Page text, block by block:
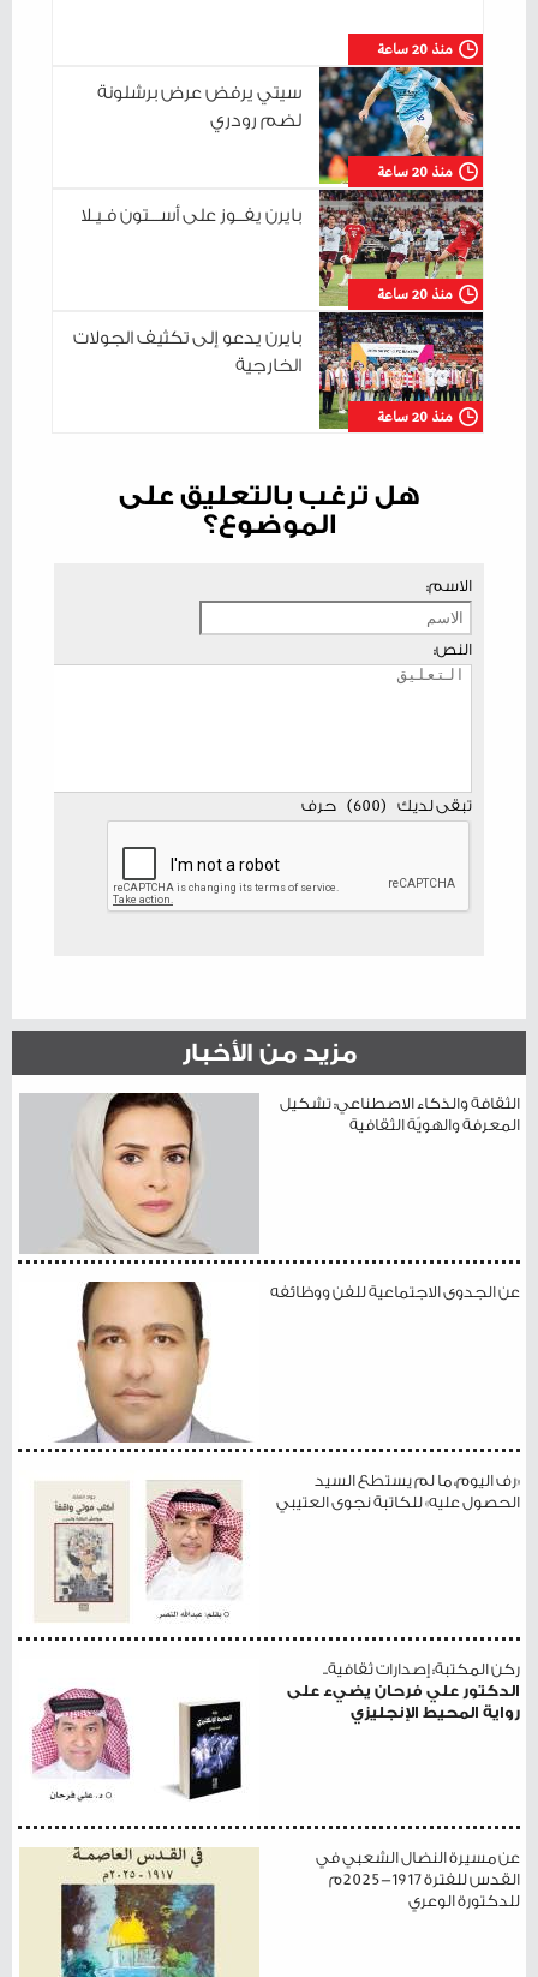
منذ 20 ساعة
منذ 20 ساعة
سيتي يرفض عرض برشلونة
لضم رودري
منذ 20 ساعة
بايرن يفــوز على أســـتون فـيـلا
منذ 20 ساعة
بايرن يدعو إلى تكثيف الجولات
الخارجية
هل ترغب بالتعليق على
الموضوع؟
الاسم:
النص:
تبقى لديك (
600
) حرف
مزيد من الأخبار
الثقافة والذكاء الاصطناعي: تشكيل
المعرفة والهويّة الثقافية
عن الجدوى الاجتماعية للفن ووظائفه
«رف اليوم، ما لم يستطع السيد
الحصول عليه» للكاتبة نجوى العتيبي
ركن المكتبة: إصدارات ثقافية..
الدكتور علي فرحان يضيء على
رواية المحيط الإنجليزي
عن مسيرة النضال الشعبي في
القدس للفترة 1917-2025م
للدكتورة الوعري